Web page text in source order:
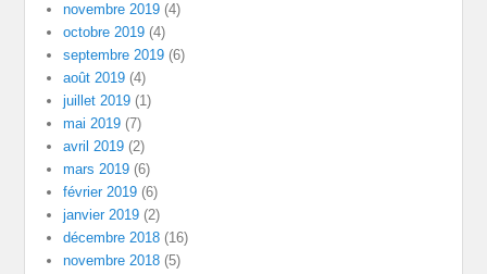
novembre 2019 (4)
octobre 2019 (4)
septembre 2019 (6)
août 2019 (4)
juillet 2019 (1)
mai 2019 (7)
avril 2019 (2)
mars 2019 (6)
février 2019 (6)
janvier 2019 (2)
décembre 2018 (16)
novembre 2018 (5)